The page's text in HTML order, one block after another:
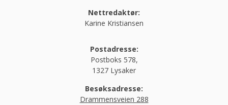
Nettredaktør:
Karine Kristiansen
Postadresse:
Postboks 578,
1327 Lysaker
Besøksadresse:
Drammensveien 288